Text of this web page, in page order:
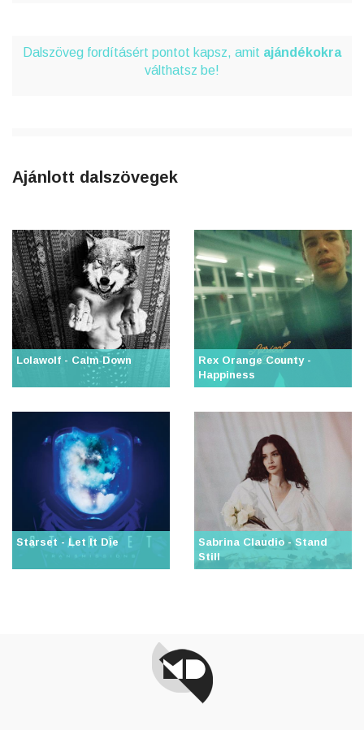
Dalszöveg fordításért pontot kapsz, amit ajándékokra
válthatsz be!
Ajánlott dalszövegek
Lolawolf - Calm Down
Rex Orange County -
Happiness
Starset - Let It Die
Sabrina Claudio - Stand
Still